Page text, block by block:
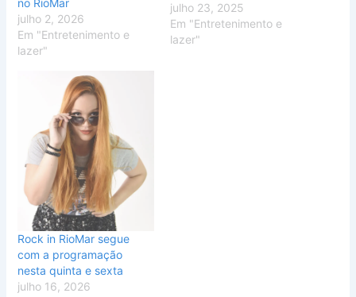
no RioMar
julho 2, 2026
Em "Entretenimento e
lazer"
julho 23, 2025
Em "Entretenimento e
lazer"
Rock in RioMar segue
com a programação
nesta quinta e sexta
julho 16, 2026